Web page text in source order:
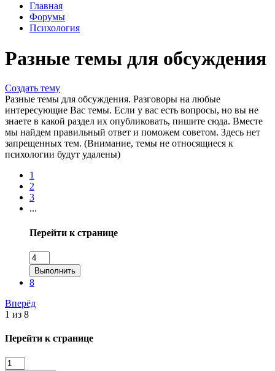
Главная
Форумы
Психология
Разные темы для обсуждения
Создать тему
Разные темы для обсуждения. Разговоры на любые
интересующие Вас темы. Если у вас есть вопросы, но вы не
знаете в какой раздел их опубликовать, пишите сюда. Вместе
мы найдем правильный ответ и поможем советом. Здесь нет
запрещенных тем. (Внимание, темы не относящиеся к
психологии будут удалены)
1
2
3
...
Перейти к странице
Выполнить
8
Вперёд
1 из 8
Перейти к странице